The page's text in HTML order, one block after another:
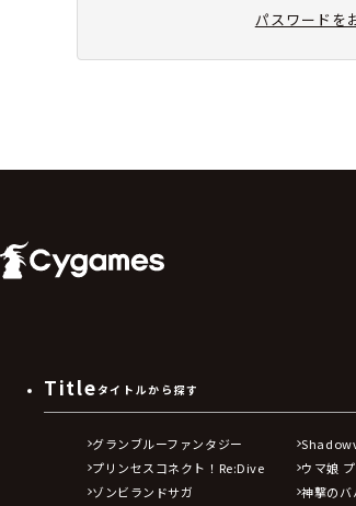
パスワードを
Title タイトルから探す
グランブルーファンタジー
プリンセスコネクト！Re:Dive
ウマ娘
ゾンビランドサガ
神撃のバ